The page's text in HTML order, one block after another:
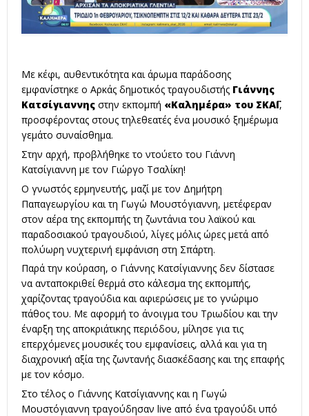
Με κέφι, αυθεντικότητα και άρωμα παράδοσης
εμφανίστηκε ο Αρκάς δημοτικός τραγουδιστής Γιάννης
Κατσίγιαννης στην εκπομπή «Καλημέρα» του ΣΚΑΪ,
προσφέροντας στους τηλεθεατές ένα μουσικό ξημέρωμα
γεμάτο συναίσθημα.
Στην αρχή, προβλήθηκε το ντούετο του Γιάννη
Κατσίγιαννη με τον Γιώργο Τσαλίκη!
Ο γνωστός ερμηνευτής, μαζί με τον Δημήτρη
Παπαγεωργίου και τη Γωγώ Μουστόγιαννη, μετέφεραν
στον αέρα της εκπομπής τη ζωντάνια του λαϊκού και
παραδοσιακού τραγουδιού, λίγες μόλις ώρες μετά από
πολύωρη νυχτερινή εμφάνιση στη Σπάρτη.
Παρά την κούραση, ο Γιάννης Κατσίγιαννης δεν δίστασε
να ανταποκριθεί θερμά στο κάλεσμα της εκπομπής,
χαρίζοντας τραγούδια και αφιερώσεις με το γνώριμο
πάθος του. Με αφορμή το άνοιγμα του Τριωδίου και την
έναρξη της αποκριάτικης περιόδου, μίλησε για τις
επερχόμενες μουσικές του εμφανίσεις, αλλά και για τη
διαχρονική αξία της ζωντανής διασκέδασης και της επαφής
με τον κόσμο.
Στο τέλος ο Γιάννης Κατσίγιαννης και η Γωγώ
Μουστόγιαννη τραγούδησαν live από ένα τραγούδι υπό